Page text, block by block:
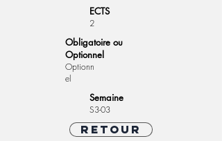
ECTS
2
Obligatoire ou
Optionnel
Optionn
el
Semaine
S3-03
Retour